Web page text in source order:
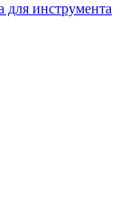
инструмента